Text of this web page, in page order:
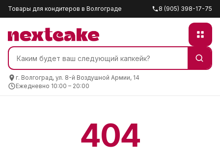
Товары для кондитеров в Волгограде 8 (905) 398-17-75
г. Волгоград, ул. 8-й Воздушной Армии, 14
Ежедневно 10:00 – 20:00
404